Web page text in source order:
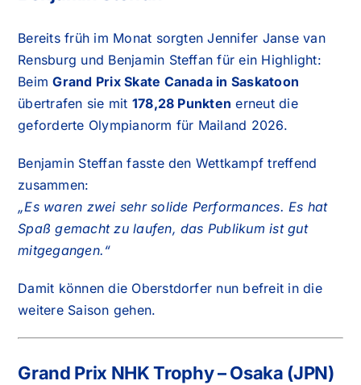
Bereits früh im Monat sorgten Jennifer Janse van
Rensburg und Benjamin Steffan für ein Highlight:
BeimGrand Prix Skate Canada in Saskatoon
übertrafen sie mit 178,28 Punkten erneut die
geforderte Olympianorm für Mailand 2026.
Benjamin Steffan fasste den Wettkampf treffend
zusammen:
„Es waren zwei sehr solide Performances. Es hat
Spaß gemacht zu laufen, das Publikum ist gut
mitgegangen.“
Damit können die Oberstdorfer nun befreit in die
weitere Saison gehen.
Grand Prix NHK Trophy – Osaka (JPN)